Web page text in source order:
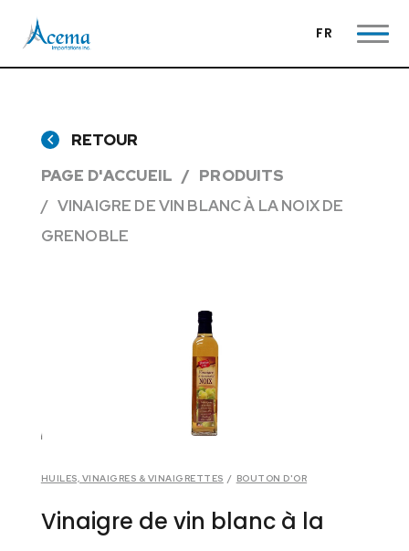
FR
RETOUR
PAGE D'ACCUEIL
PRODUITS
VINAIGRE DE VIN BLANC À LA NOIX DE
GRENOBLE
HUILES, VINAIGRES & VINAIGRETTES / BOUTON D'OR
Vinaigre de vin blanc à la